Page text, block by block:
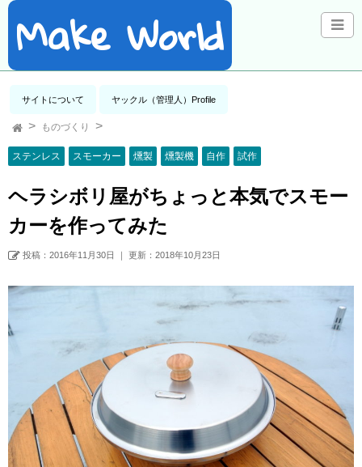
Make World
サイトについて ヤックル（管理人）Profile
ものづくり
ステンレス スモーカー 燻製 燻製機 自作 試作
ヘラシボリ屋がちょっと本気でスモー
カーを作ってみた
投稿：2016年11月30日 ｜ 更新：2018年10月23日